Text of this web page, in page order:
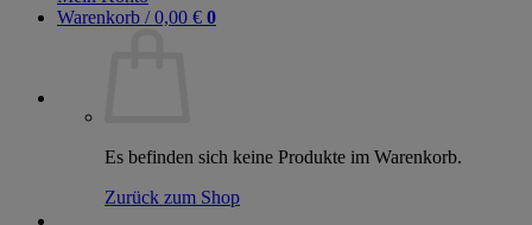
Warenkorb /0,00 € 0
Es befinden sich keine Produkte im Warenkorb.
Zurück zum Shop